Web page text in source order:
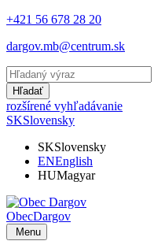
+421 56 678 28 20
dargov.mb@centrum.sk
Hľadať
rozšírené vyhľadávanie
SKSlovensky
SKSlovensky
ENEnglish
HUMagyar
ObecDargov
Menu